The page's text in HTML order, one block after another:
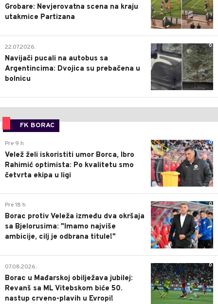
Grobare: Nevjerovatna scena na kraju
utakmice Partizana
0
22.07.2026.
Navijači pucali na autobus sa
Argentincima: Dvojica su prebačena u
bolnicu
FK BORAC
0
Pre 9 h
Velež želi iskoristiti umor Borca, Ibro
Rahimić optimista: Po kvalitetu smo
četvrta ekipa u ligi
0
Pre 18 h
Borac protiv Veleža između dva okršaja
sa Bjelorusima: "Imamo najviše
ambicije, cilj je odbrana titule!"
0
07.08.2026.
Borac u Mađarskoj obilježava jubilej:
Revanš sa ML Vitebskom biće 50.
nastup crveno-plavih u Evropi!